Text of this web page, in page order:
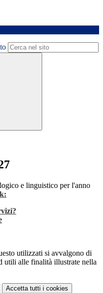
e linguistico per l'anno
utilizzati si avvalgono di
utili alle finalità illustrate nella
Accetta tutti i cookies